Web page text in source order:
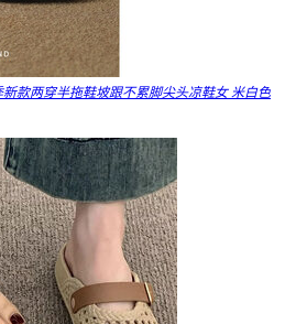
款两穿半拖鞋坡跟不累脚尖头凉鞋女 米白色